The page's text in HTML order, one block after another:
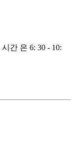
간 은 6: 30 - 10: